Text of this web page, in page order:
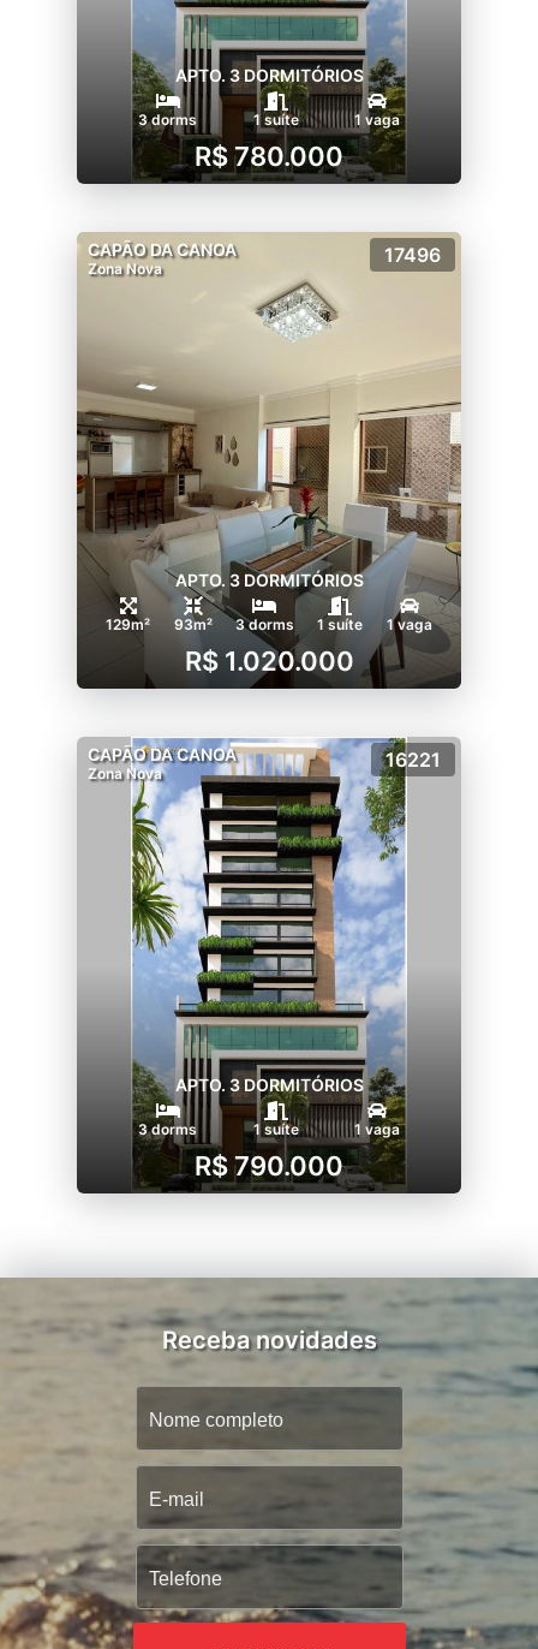
APTO. 3 DORMITÓRIOS
3 dorms 1 suíte 1 vaga
R$ 780.000
CAPÃO DA CANOA
Zona Nova
17496
APTO. 3 DORMITÓRIOS
129m² 93m² 3 dorms 1 suíte 1 vaga
R$ 1.020.000
CAPÃO DA CANOA
Zona Nova
16221
APTO. 3 DORMITÓRIOS
3 dorms 1 suíte 1 vaga
R$ 790.000
Receba novidades